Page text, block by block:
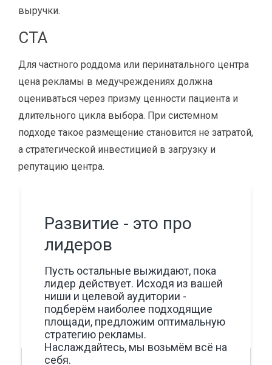
выручки.
CTA
Для частного роддома или перинатального центра
цена рекламы в медучреждениях должна
оцениваться через призму ценности пациента и
длительного цикла выбора. При системном
подходе такое размещение становится не затратой,
а стратегической инвестицией в загрузку и
репутацию центра.